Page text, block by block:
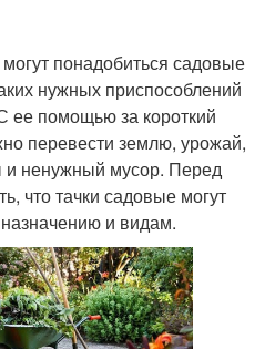
понадобиться садовые
нужных приспособлений
ее помощью за короткий
перевести землю, урожай,
и ненужный мусор. Перед
что тачки садовые могут
назначению и видам.